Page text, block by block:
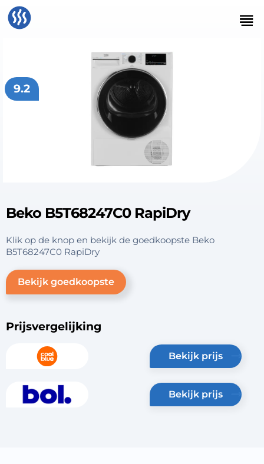
9.2
Beko B5T68247C0 RapiDry
Klik op de knop en bekijk de goedkoopste Beko
B5T68247C0 RapiDry
Bekijk goedkoopste
Prijsvergelijking
bekijk prijs
bekijk prijs